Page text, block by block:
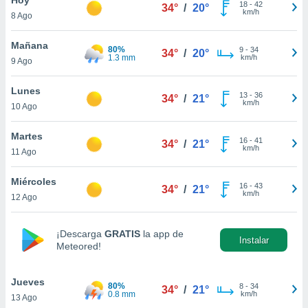
en
más
nuestra
de
aceptar
de
8 Ago
34° / 20° 18- 42
km/h
Mañana
9 Ago
80%
1.3 mm
34° / 20° 9- 34
km/h
Lunes
10 Ago
34° / 21° 13- 36
km/h
Martes
11 Ago
34° / 21° 16- 41
km/h
Miércoles
12 Ago
34° / 21° 16- 43
km/h
¡Descarga GRATIS la app de
Meteored!
Instalar
Jueves
13 Ago
80%
0.8 mm
34° / 21° 8- 34
km/h